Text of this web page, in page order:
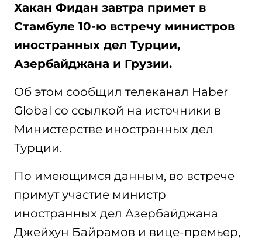
Хакан Фидан завтра примет в
Стамбуле 10-ю встречу министров
иностранных дел Турции,
Азербайджана и Грузии.
Об этом сообщил телеканал Haber
Global со ссылкой на источники в
Министерстве иностранных дел
Турции.
По имеющимся данным, во встрече
примут участие министр
иностранных дел Азербайджана
Джейхун Байрамов и вице-премьер,